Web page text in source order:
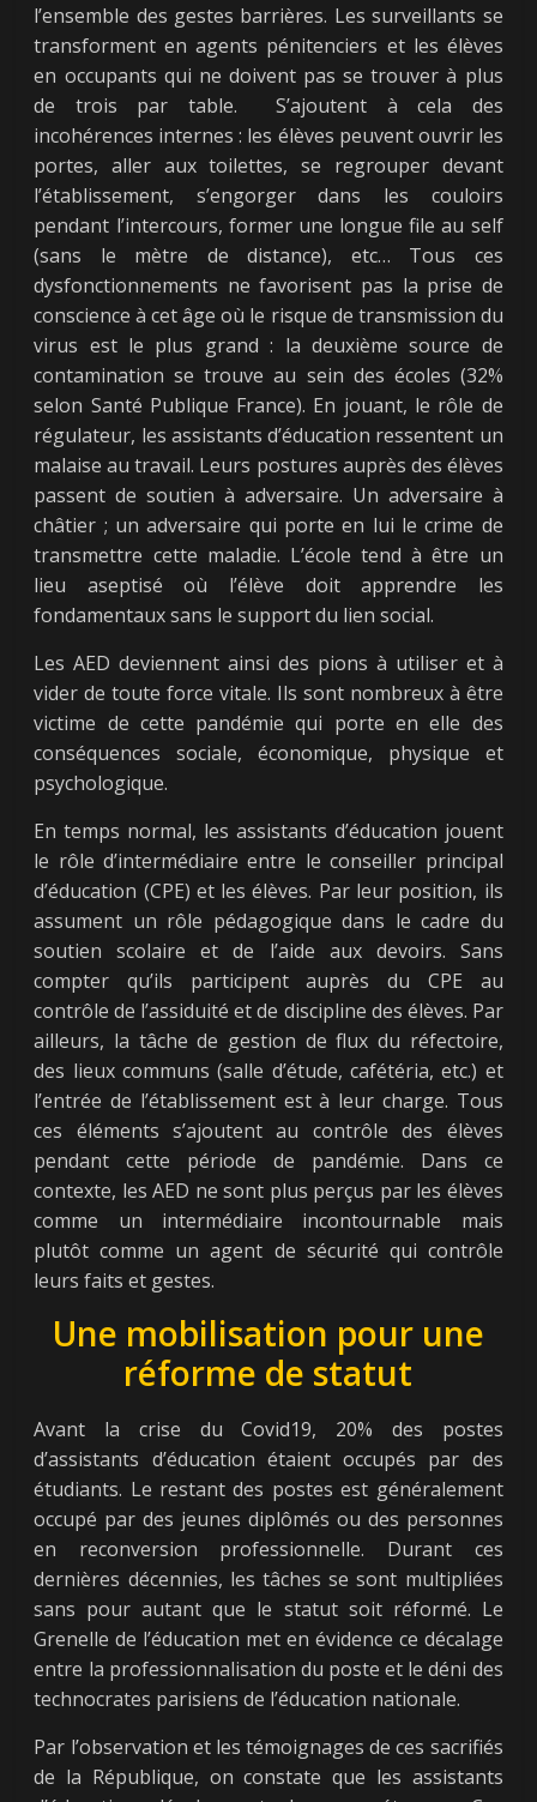
l’ensemble des gestes barrières. Les surveillants se
transforment en agents pénitenciers et les élèves
en occupants qui ne doivent pas se trouver à plus
de trois par table. S’ajoutent à cela des
incohérences internes : les élèves peuvent ouvrir les
portes, aller aux toilettes, se regrouper devant
l’établissement, s’engorger dans les couloirs
pendant l’intercours, former une longue file au self
(sans le mètre de distance), etc… Tous ces
dysfonctionnements ne favorisent pas la prise de
conscience à cet âge où le risque de transmission du
virus est le plus grand : la deuxième source de
contamination se trouve au sein des écoles (32%
selon Santé Publique France). En jouant, le rôle de
régulateur, les assistants d’éducation ressentent un
malaise au travail. Leurs postures auprès des élèves
passent de soutien à adversaire. Un adversaire à
châtier ; un adversaire qui porte en lui le crime de
transmettre cette maladie. L’école tend à être un
lieu aseptisé où l’élève doit apprendre les
fondamentaux sans le support du lien social.
Les AED deviennent ainsi des pions à utiliser et à
vider de toute force vitale. Ils sont nombreux à être
victime de cette pandémie qui porte en elle des
conséquences sociale, économique, physique et
psychologique.
En temps normal, les assistants d’éducation jouent
le rôle d’intermédiaire entre le conseiller principal
d’éducation (CPE) et les élèves. Par leur position, ils
assument un rôle pédagogique dans le cadre du
soutien scolaire et de l’aide aux devoirs. Sans
compter qu’ils participent auprès du CPE au
contrôle de l’assiduité et de discipline des élèves. Par
ailleurs, la tâche de gestion de flux du réfectoire,
des lieux communs (salle d’étude, cafétéria, etc.) et
l’entrée de l’établissement est à leur charge. Tous
ces éléments s’ajoutent au contrôle des élèves
pendant cette période de pandémie. Dans ce
contexte, les AED ne sont plus perçus par les élèves
comme un intermédiaire incontournable mais
plutôt comme un agent de sécurité qui contrôle
leurs faits et gestes.
Une mobilisation pour une
réforme de statut
Avant la crise du Covid19, 20% des postes
d’assistants d’éducation étaient occupés par des
étudiants. Le restant des postes est généralement
occupé par des jeunes diplômés ou des personnes
en reconversion professionnelle. Durant ces
dernières décennies, les tâches se sont multipliées
sans pour autant que le statut soit réformé. Le
Grenelle de l’éducation met en évidence ce décalage
entre la professionnalisation du poste et le déni des
technocrates parisiens de l’éducation nationale.
Par l’observation et les témoignages de ces sacrifiés
de la République, on constate que les assistants